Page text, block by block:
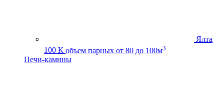
Ялта
100 К объем парных от 80 до 100м3
Печи-камины